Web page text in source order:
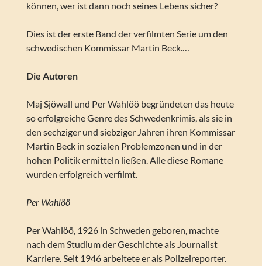
können, wer ist dann noch seines Lebens sicher?
Dies ist der erste Band der verfilmten Serie um den
schwedischen Kommissar Martin Beck.…
Die Autoren
Maj Sjöwall und Per Wahlöö begründeten das heute
so erfolgreiche Genre des Schwedenkrimis, als sie in
den sechziger und siebziger Jahren ihren Kommissar
Martin Beck in sozialen Problemzonen und in der
hohen Politik ermitteln ließen. Alle diese Romane
wurden erfolgreich verfilmt.
Per Wahlöö
Per Wahlöö, 1926 in Schweden geboren, machte
nach dem Studium der Geschichte als Journalist
Karriere. Seit 1946 arbeitete er als Polizeireporter.